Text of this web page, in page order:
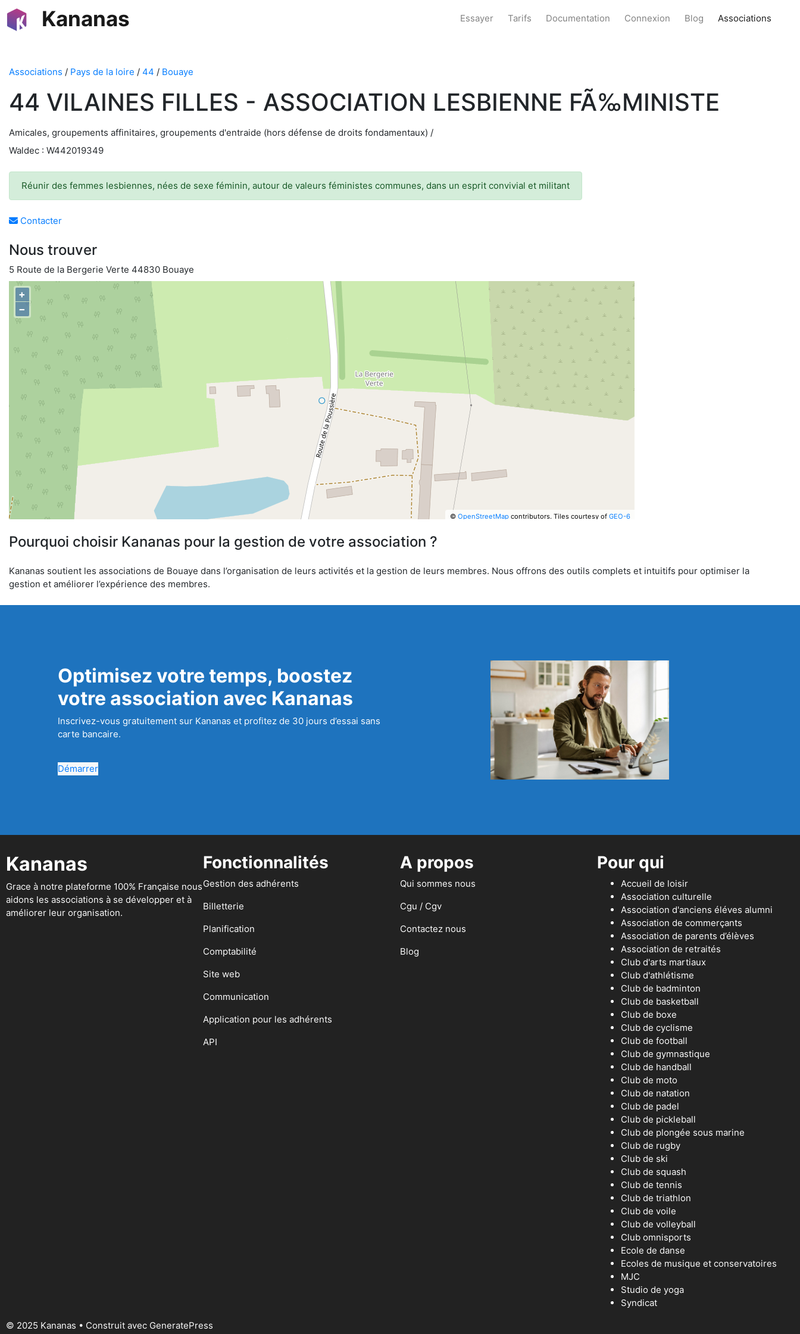
Kananas Essayer Tarifs Documentation Connexion Blog Associations
Associations / Pays de la loire / 44 / Bouaye
44 VILAINES FILLES - ASSOCIATION LESBIENNE FÃ‰MINISTE
Amicales, groupements affinitaires, groupements d'entraide (hors défense de droits fondamentaux) /
Waldec : W442019349
Réunir des femmes lesbiennes, nées de sexe féminin, autour de valeurs féministes communes, dans un esprit convivial et militant
Contacter
Nous trouver
5 Route de la Bergerie Verte 44830 Bouaye
+
−
© OpenStreetMapcontributors. Tiles courtesy of GEO-6
Pourquoi choisir Kananas pour la gestion de votre association ?
Kananas soutient les associations de Bouaye dans l’organisation de leurs activités et la gestion de leurs membres. Nous offrons des outils complets et intuitifs pour optimiser la
gestion et améliorer l’expérience des membres.
Optimisez votre temps, boostez
votre association avec Kananas
Inscrivez-vous gratuitement sur Kananas et profitez de 30 jours d’essai sans
carte bancaire.
Démarrer
Kananas
Grace à notre plateforme 100% Française nous
aidons les associations à se développer et à
améliorer leur organisation.
Fonctionnalités
Gestion des adhérents
Billetterie
Planification
Comptabilité
Site web
Communication
Application pour les adhérents
API
A propos
Qui sommes nous
Cgu / Cgv
Contactez nous
Blog
Pour qui
Accueil de loisir
Association culturelle
Association d'anciens éléves alumni
Association de commerçants
Association de parents d’élèves
Association de retraités
Club d'arts martiaux
Club d'athlétisme
Club de badminton
Club de basketball
Club de boxe
Club de cyclisme
Club de football
Club de gymnastique
Club de handball
Club de moto
Club de natation
Club de padel
Club de pickleball
Club de plongée sous marine
Club de rugby
Club de ski
Club de squash
Club de tennis
Club de triathlon
Club de voile
Club de volleyball
Club omnisports
Ecole de danse
Ecoles de musique et conservatoires
MJC
Studio de yoga
Syndicat
© 2025 Kananas • Construit avec GeneratePress